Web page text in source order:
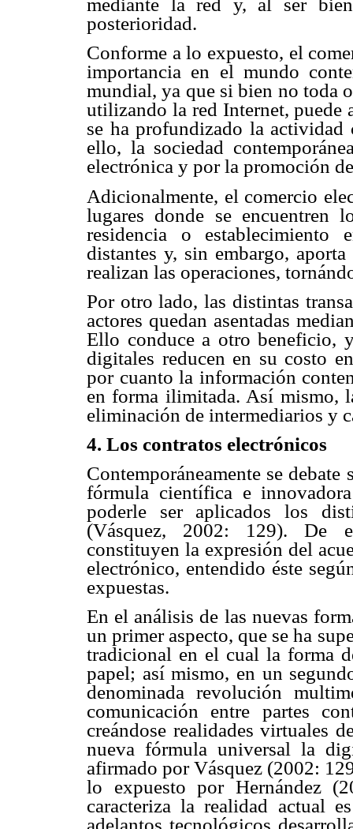
mediante la red y, al ser
posterioridad.
Conforme a lo expuesto, el
importancia en el mundo
mundial, ya que si bien no toda
utilizando la red Internet, puede
se ha profundizado la
ello, la sociedad
electrónica y por la promoción
Adicionalmente, el comercio
lugares donde se encuentren
residencia o
distantes y, sin embargo,
realizan las operaciones,
Por otro lado, las distintas
actores quedan asentadas
Ello conduce a otro beneficio,
digitales reducen en su costo
por cuanto la información
en forma ilimitada. Así mismo,
eliminación de intermediarios y
4. Los contratos electrónicos
Contemporáneamente se
fórmula científica e
poderle ser aplicados los
(Vásquez, 2002: 129). De
constituyen la expresión del
electrónico, entendido éste
expuestas.
En el análisis de las nuevas
un primer aspecto, que se ha
tradicional en el cual la forma
papel; así mismo, en un
denominada revolución
comunicación entre partes
creándose realidades virtuales
nueva fórmula universal la
afirmado por Vásquez (2002:
lo expuesto por Hernández
caracteriza la realidad actual